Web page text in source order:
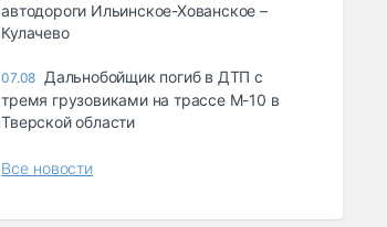
автодороги Ильинское-Хованское –
Кулачево
07.08 Дальнобойщик погиб в ДТП с
тремя грузовиками на трассе М-10 в
Тверской области
Все новости